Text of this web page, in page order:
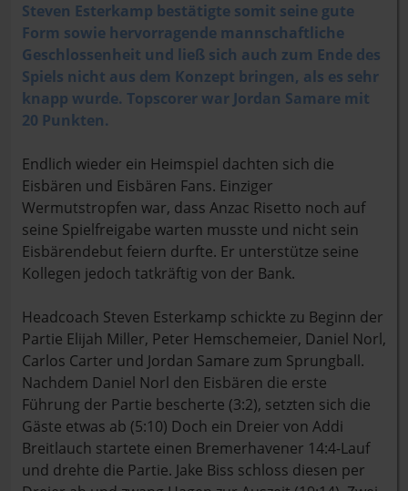
Steven Esterkamp bestätigte somit seine gute
Form sowie hervorragende mannschaftliche
Geschlossenheit und ließ sich auch zum Ende des
Spiels nicht aus dem Konzept bringen, als es sehr
knapp wurde. Topscorer war Jordan Samare mit
20 Punkten.
Endlich wieder ein Heimspiel dachten sich die
Eisbären und Eisbären Fans. Einziger
Wermutstropfen war, dass Anzac Risetto noch auf
seine Spielfreigabe warten musste und nicht sein
Eisbärendebut feiern durfte. Er unterstütze seine
Kollegen jedoch tatkräftig von der Bank.
Headcoach Steven Esterkamp schickte zu Beginn der
Partie Elijah Miller, Peter Hemschemeier, Daniel Norl,
Carlos Carter und Jordan Samare zum Sprungball.
Nachdem Daniel Norl den Eisbären die erste
Führung der Partie bescherte (3:2), setzten sich die
Gäste etwas ab (5:10) Doch ein Dreier von Addi
Breitlauch startete einen Bremerhavener 14:4-Lauf
und drehte die Partie. Jake Biss schloss diesen per